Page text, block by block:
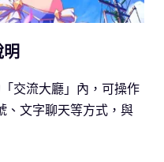
交流大廳」內，可操作
、文字聊天等方式，與